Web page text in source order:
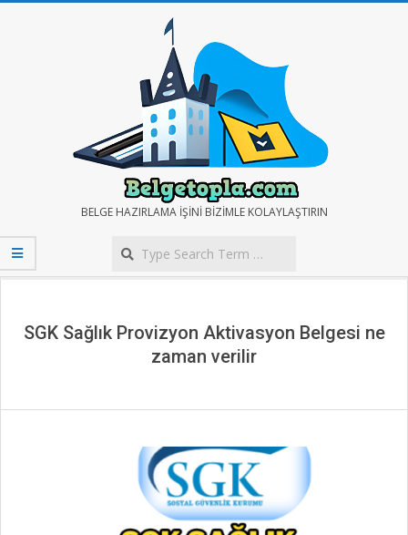
BELGE
TOPLA
BELGE HAZIRLAMA IŞINI BIZIMLE KOLAYLAŞTIRIN
MenuSGK Sağlık Provizyon Aktivasyon Belgesi ne
zaman verilir